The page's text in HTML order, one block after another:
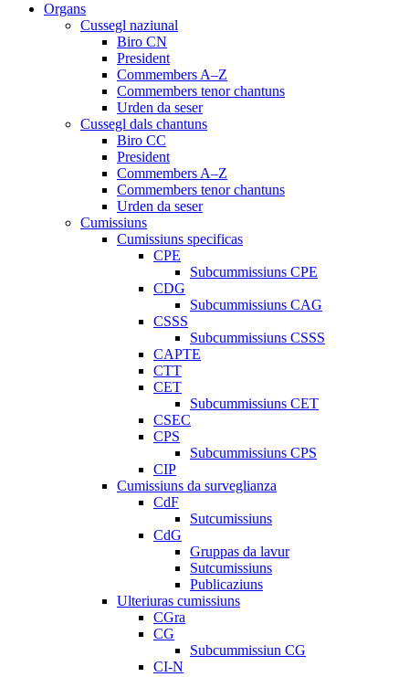
Organs
Cussegl naziunal
Biro CN
President
Commembers A–Z
Commembers tenor chantuns
Urden da seser
Cussegl dals chantuns
Biro CC
President
Commembers A–Z
Commembers tenor chantuns
Urden da seser
Cumissiuns
Cumissiuns specificas
CPE
Subcummissiuns CPE
CDG
Subcummissiuns CAG
CSSS
Subcummissiuns CSSS
CAPTE
CTT
CET
Subcummissiuns CET
CSEC
CPS
Subcummissiuns CPS
CIP
Cumissiuns da surveglianza
CdF
Sutcumissiuns
CdG
Gruppas da lavur
Sutcumissiuns
Publicaziuns
Ulteriuras cumissiuns
CGra
CG
Subcummissiun CG
CI-N